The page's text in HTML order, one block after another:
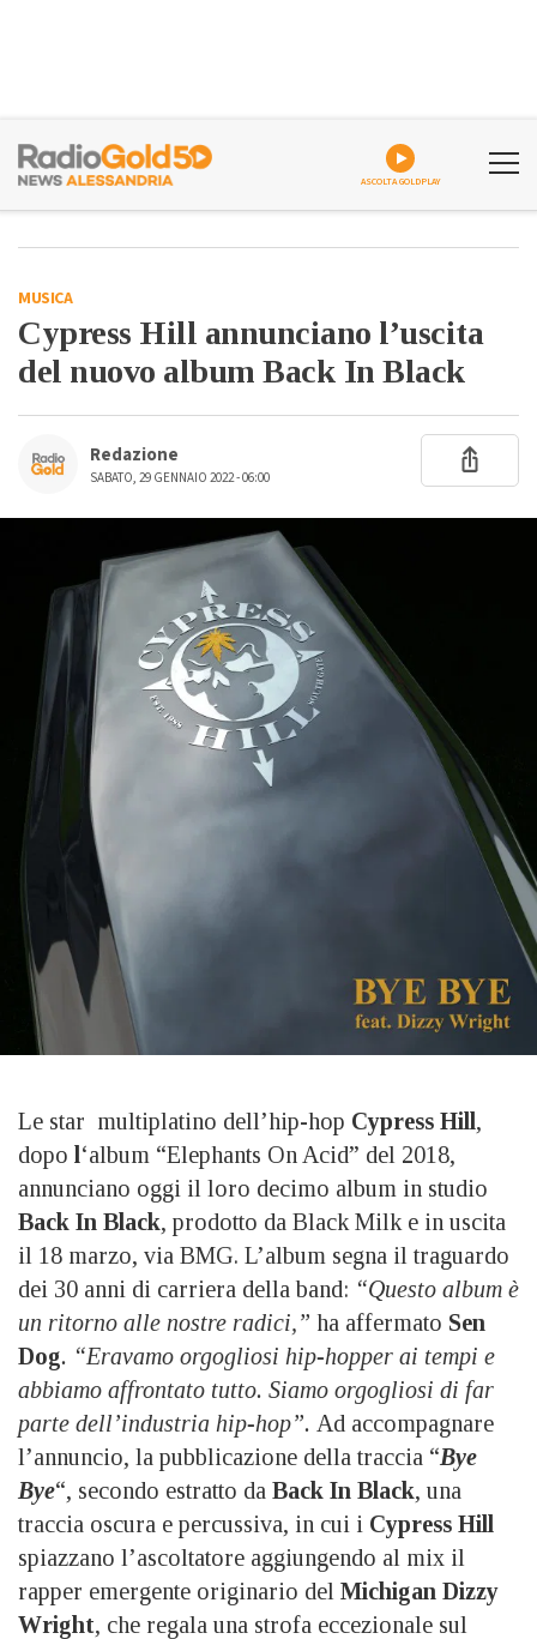
ASCOLTA GOLDPLAY
MUSICA
Cypress Hill annunciano l’uscita
del nuovo album Back In Black
Redazione
SABATO, 29 GENNAIO 2022 - 06:00
Le star multiplatino dell’hip-hop Cypress Hill ,
dopo l ‘album “Elephants On Acid” del 2018,
annunciano oggi il loro decimo album in studio
Back In Black, prodotto da Black Milk e in uscita
il 18 marzo, via BMG. L’album segna il traguardo
dei 30 anni di carriera della band: “Questo album è
un ritorno alle nostre radici,” ha affermato Sen
Dog. “Eravamo orgogliosi hip-hopper ai tempi e
abbiamo affrontato tutto. Siamo orgogliosi di far
parte dell’industria hip-hop”. Ad accompagnare
l’annuncio, la pubblicazione della traccia “Bye
Bye“, secondo estratto da Back In Black, una
traccia oscura e percussiva, in cui i Cypress Hill
spiazzano l’ascoltatore aggiungendo al mix il
rapper emergente originario del Michigan Dizzy
Wright, che regala una strofa eccezionale sul